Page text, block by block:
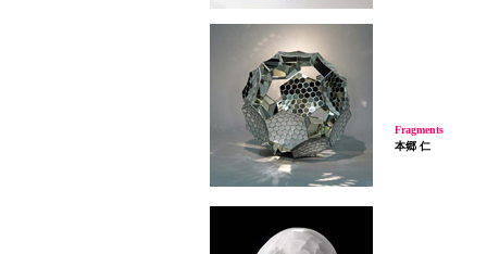
Fragments
本郷 仁